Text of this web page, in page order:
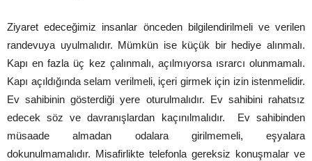
Ziyaret edeceğimiz insanlar önceden bilgilendirilmeli ve verilen
randevuya uyulmalıdır. Mümkün ise küçük bir hediye alınmalı.
Kapı en fazla üç kez çalınmalı, açılmıyorsa ısrarcı olunmamalı.
Kapı açıldığında selam verilmeli, içeri girmek için izin istenmelidir.
Ev sahibinin gösterdiği yere oturulmalıdır. Ev sahibini rahatsız
edecek söz ve davranışlardan kaçınılmalıdır. Ev sahibinden
müsaade almadan odalara girilmemeli, eşyalara
dokunulmamalıdır. Misafirlikte telefonla gereksiz konuşmalar ve